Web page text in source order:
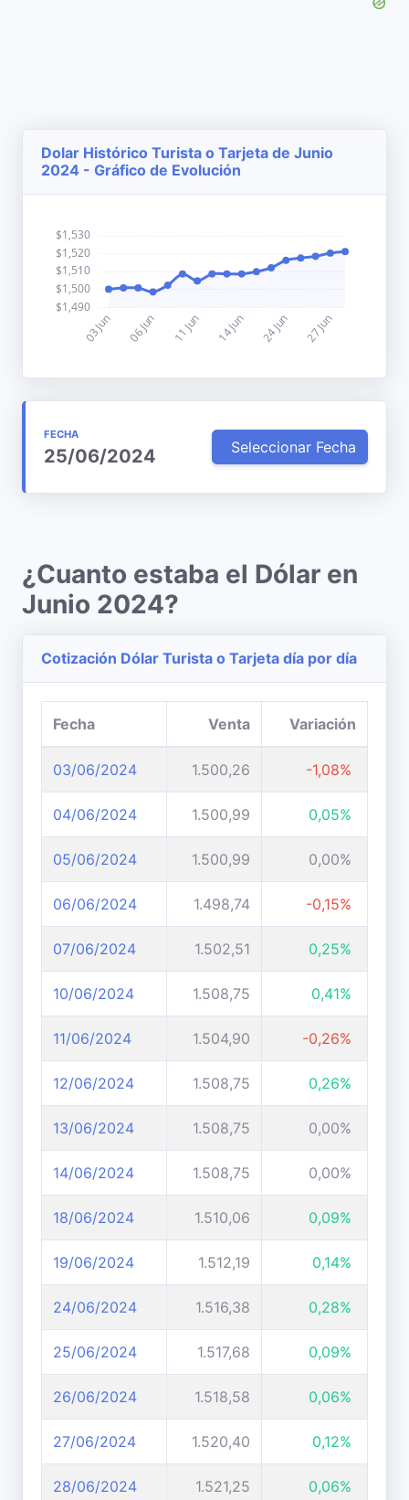
Dolar Histórico Turista o Tarjeta de Junio
2024 - Gráfico de Evolución
FECHA
25/06/2024 Seleccionar Fecha
¿Cuanto estaba el Dólar en
Junio 2024?
Cotización Dólar Turista o Tarjeta día por día
Fecha Venta Variación
03/06/2024 1.500,26 -1,08%
04/06/2024 1.500,99 0,05%
05/06/2024 1.500,99 0,00%
06/06/2024 1.498,74 -0,15%
07/06/2024 1.502,51 0,25%
10/06/2024 1.508,75 0,41%
11/06/2024 1.504,90 -0,26%
12/06/2024 1.508,75 0,26%
13/06/2024 1.508,75 0,00%
14/06/2024 1.508,75 0,00%
18/06/2024 1.510,06 0,09%
19/06/2024 1.512,19 0,14%
24/06/2024 1.516,38 0,28%
25/06/2024 1.517,68 0,09%
26/06/2024 1.518,58 0,06%
27/06/2024 1.520,40 0,12%
28/06/2024 1.521,25 0,06%